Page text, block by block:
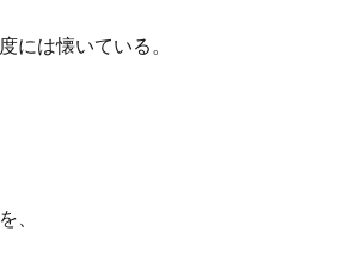
には懐いている。
、